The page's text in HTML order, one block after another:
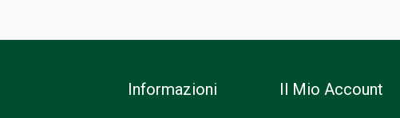
Informazioni Il Mio Account